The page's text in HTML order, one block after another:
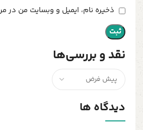
نقد و بررسی‌ها
دیدگاه ها
ذخیره نام، ایمیل و وبسایت من در